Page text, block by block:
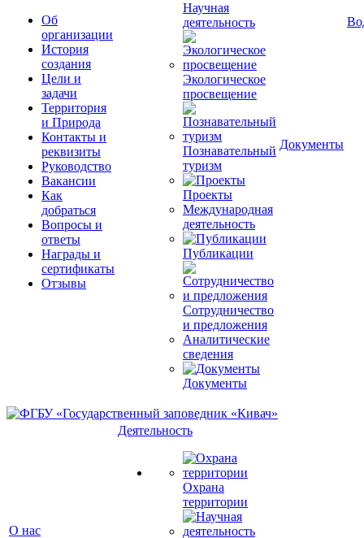
Об
организации
История
создания
Цели и
задачи
Территория
и Природа
Контакты и
реквизиты
Руководство
Вакансии
Как
добраться
Вопросы и
ответы
Награды и
сертификаты
Отзывы
Научная
деятельность
Экологическое
просвещение
Познавательный
туризм
Проекты
Международная
деятельность
Публикации
Сотрудничество
и предложения
Аналитические
сведения
Документы
Документы
О нас
Деятельность
Охрана
территории